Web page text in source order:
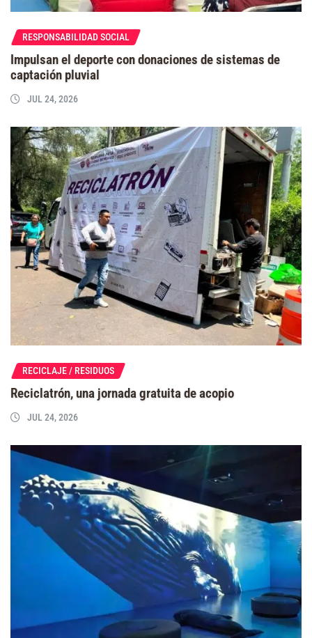
RESPONSABILIDAD SOCIAL
Impulsan el deporte con donaciones de sistemas de
captación pluvial
JUL 24, 2026
RECICLAJE / RESIDUOS
Reciclatrón, una jornada gratuita de acopio
JUL 24, 2026